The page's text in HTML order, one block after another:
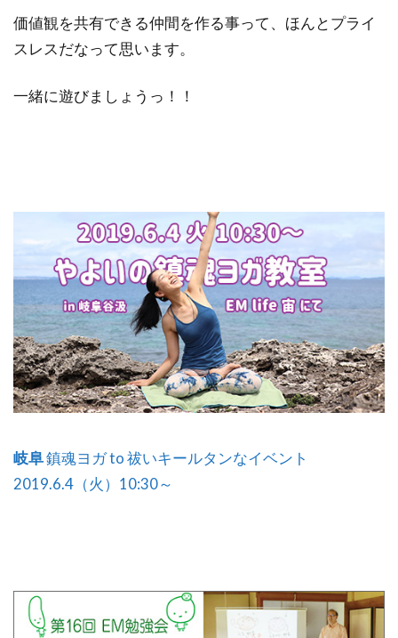
価値観を共有できる仲間を作る事って、ほんとプライ
スレスだなって思います。
一緒に遊びましょうっ！！
岐阜鎮魂ヨガ to 祓いキールタンなイベント
2019.6.4（火）10:30～